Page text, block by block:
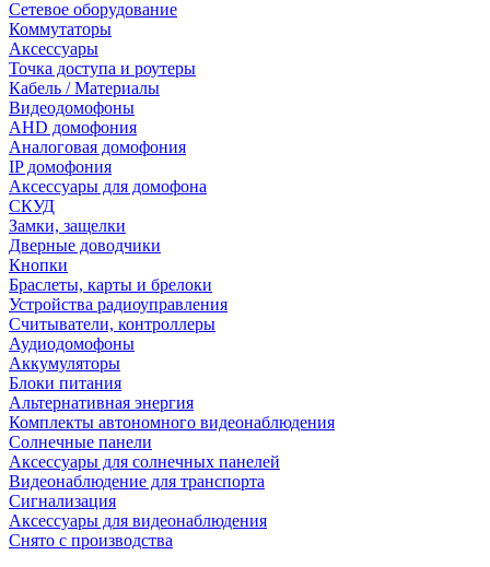
Сетевое оборудование
Коммутаторы
Аксессуары
Точка доступа и роутеры
Кабель / Материалы
Видеодомофоны
AHD домофония
Аналоговая домофония
IP домофония
Аксессуары для домофона
СКУД
Замки, защелки
Дверные доводчики
Кнопки
Браслеты, карты и брелоки
Устройства радиоуправления
Считыватели, контроллеры
Аудиодомофоны
Аккумуляторы
Блоки питания
Альтернативная энергия
Комплекты автономного видеонаблюдения
Солнечные панели
Аксессуары для солнечных панелей
Видеонаблюдение для транспорта
Сигнализация
Аксессуары для видеонаблюдения
Снято с производства